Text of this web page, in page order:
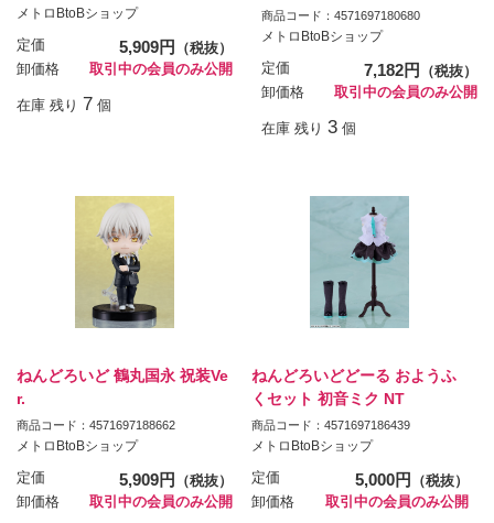
メトロBtoBショップ
定価 5,909円
（税抜）
卸価格
取引中の会員のみ公開
在庫 残り 7 個
商品コード：4571697180680
メトロBtoBショップ
定価 7,182円
（税抜）
卸価格
取引中の会員のみ公開
在庫 残り 3 個
ねんどろいど 鶴丸国永 祝装Ve
r.
商品コード：4571697188662
メトロBtoBショップ
定価 5,909円
（税抜）
卸価格
取引中の会員のみ公開
ねんどろいどどーる おようふ
くセット 初音ミク NT
商品コード：4571697186439
メトロBtoBショップ
定価 5,000円
（税抜）
卸価格
取引中の会員のみ公開